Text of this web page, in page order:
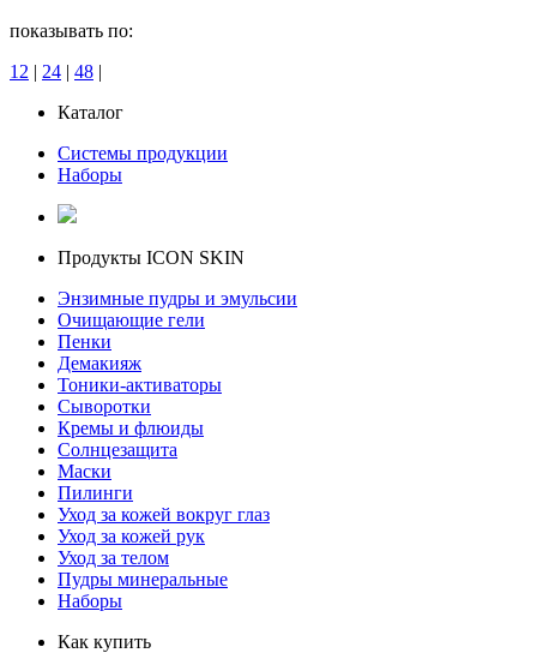
показывать по:
12 | 24 | 48 |
Каталог
Системы продукции
Наборы
Продукты ICON SKIN
Энзимные пудры и эмульсии
Очищающие гели
Пенки
Демакияж
Тоники-активаторы
Сыворотки
Кремы и флюиды
Солнцезащита
Маски
Пилинги
Уход за кожей вокруг глаз
Уход за кожей рук
Уход за телом
Пудры минеральные
Наборы
Как купить